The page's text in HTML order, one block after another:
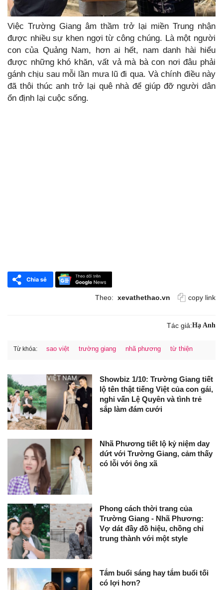
Việc Trường Giang âm thầm trở lại miền Trung nhận
được nhiều sự khen ngợi từ công chúng. Là một người
con của Quảng Nam, hơn ai hết, nam danh hài hiểu
được những khó khăn, vất vả mà bà con nơi đâu phải
gánh chịu sau mỗi lần mưa lũ đi qua. Và chính điều này
đã thôi thúc anh trở lại quê nhà để giúp đỡ người dân
ổn định lại cuộc sống.
Theo: xevathethao.vn copy link
Tác giả:Hạ Anh
Từ khóa: sao việt trường giang nhã phương từ thiện
Showbiz 1/10: Trường Giang tiết
lộ tên thật tiếng Việt của con gái,
nghi vấn Lệ Quyên và tình trẻ
sắp làm đám cưới
Nhã Phương tiết lộ kỷ niệm day
dứt với Trường Giang, cảm thấy
có lỗi với ông xã
Phong cách thời trang của
Trường Giang - Nhã Phương:
Vợ dát đầy đồ hiệu, chồng chỉ
trung thành với một style
Tắm buổi sáng hay tắm buổi tối
có lợi hơn?